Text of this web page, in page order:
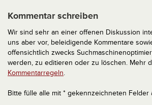
Kommentar schreiben
Wir sind sehr an einer offenen Diskussion
uns aber vor, beleidigende Kommentare
offensichtlich zwecks
werden, zu editieren oder zu löschen. Mehr
Kommentarregeln.
Bitte fülle alle mit * gekennzeichneten Felder